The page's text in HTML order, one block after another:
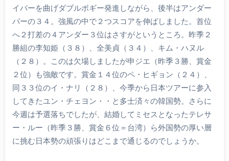
イバーを曲げダブルボギー発進しながら、後半はアンダー
パーの３４。強風の中で２つスコアを伸ばしました。首位
へ２打差の４アンダー３位はさすがというところ。昨季２
勝組の李知姫（３８）、全美貞（３４）、キム・ハヌル
（２８）。このは欠場しましたが申ジエ（昨季３勝、賞金
２位）も強敵です。賞金１４位のペ・ヒギョン（２４）、
同３３位のイ・ナリ（２８）、今季から日本ツアーに参入
してきたユン・チェヨン・・と多士済々の韓国勢。さらに
今週は予選落ちでしたが、結婚してミセスとなったテレサ
ー・ルー（昨季３勝、賞金６位＝台湾）ら外国勢の厚い層
に挑む日本勢の頑張りはどこまで通じるのでしょうか。